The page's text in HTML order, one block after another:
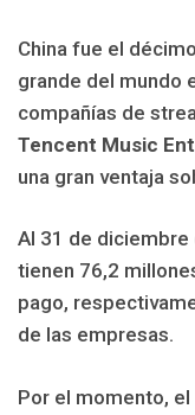
China fue el
grande del mundo
compañías de
Tencent Music
una gran ventaja
Al 31 de diciembre
tienen 76,2
pago,
de las empresas.
Por el momento,